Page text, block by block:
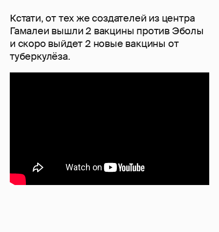
Кстати, от тех же создателей из центра
Гамалеи вышли 2 вакцины против Эболы
и скоро выйдет 2 новые вакцины от
туберкулёза.